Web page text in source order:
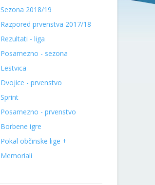
Sezona 2018/19
Razpored prvenstva 2017/18
Rezultati - liga
Posamezno - sezona
Lestvica
Dvojice - prvenstvo
Sprint
Posamezno - prvenstvo
Borbene igre
Pokal občinske lige +
Memoriali